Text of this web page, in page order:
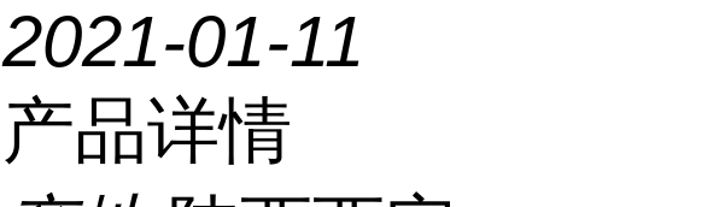
2021-01-11
产品详情